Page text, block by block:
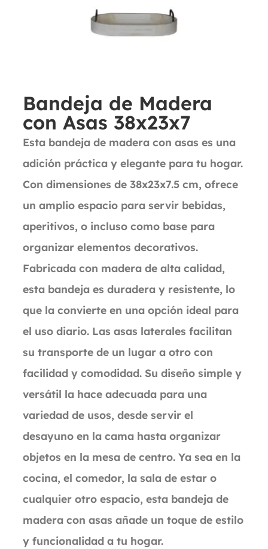
Bandeja de Madera
con Asas 38x23x7
Esta bandeja de madera con asas es una
adición práctica y elegante para tu hogar.
Con dimensiones de 38x23x7.5 cm, ofrece
un amplio espacio para servir bebidas,
aperitivos, o incluso como base para
organizar elementos decorativos.
Fabricada con madera de alta calidad,
esta bandeja es duradera y resistente, lo
que la convierte en una opción ideal para
el uso diario. Las asas laterales facilitan
su transporte de un lugar a otro con
facilidad y comodidad. Su diseño simple y
versátil la hace adecuada para una
variedad de usos, desde servir el
desayuno en la cama hasta organizar
objetos en la mesa de centro. Ya sea en la
cocina, el comedor, la sala de estar o
cualquier otro espacio, esta bandeja de
madera con asas añade un toque de estilo
y funcionalidad a tu hogar.